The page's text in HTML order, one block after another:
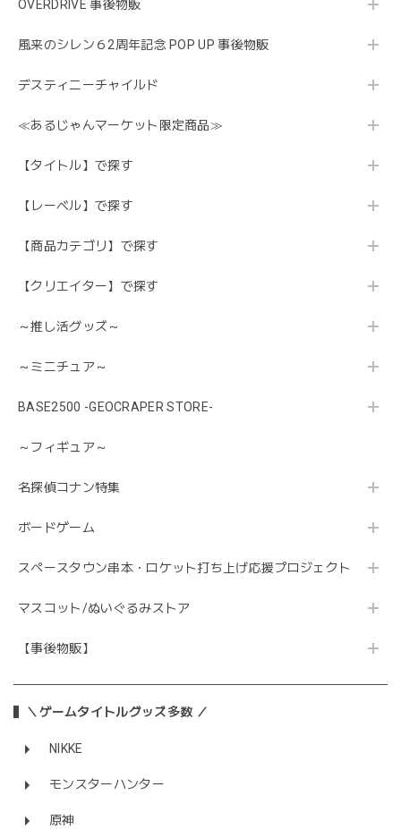
OVERDRIVE 事後物販
風来のシレン６2周年記念 POP UP 事後物販
デスティニーチャイルド
≪あるじゃんマーケット限定商品≫
【タイトル】で探す
【レーベル】で探す
【商品カテゴリ】で探す
【クリエイター】で探す
～推し活グッズ～
～ミニチュア～
BASE2500 -GEOCRAPER STORE-
～フィギュア～
名探偵コナン特集
ボードゲーム
スペースタウン串本・ロケット打ち上げ応援プロジェクト
マスコット/ぬいぐるみストア
【事後物販】
＼ゲームタイトルグッズ多数 ／
NIKKE
モンスターハンター
原神